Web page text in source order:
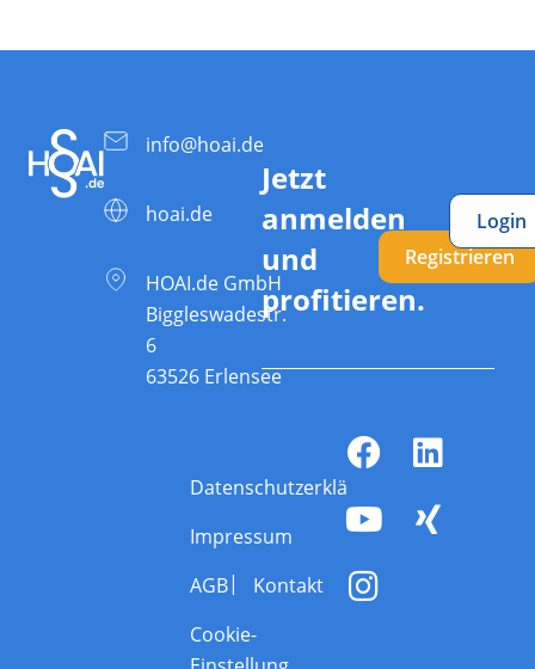
info@hoai.de
hoai.de
HOAI.de GmbH
Biggleswadestr.
6
63526 Erlensee
Jetzt
anmelden
und
profitieren.
Registrieren
Login
Datenschutzerklärung
Impressum
AGB
Kontakt
Cookie-